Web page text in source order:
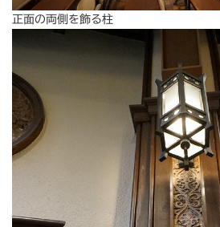
正面の両側を飾る柱